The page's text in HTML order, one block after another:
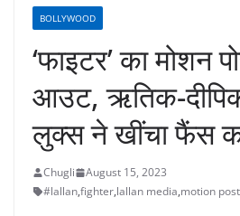
BOLLYWOOD
‘फाइटर’ का मोशन
आउट, ऋतिक-
लुक्स ने खींचा फैंस
Chugli
August 15, 2023
#lallan,fighter,lallan media,motion